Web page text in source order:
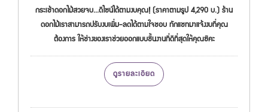
กระเช้าดอกไม้สวยจบ...ดีไซน์ได้ตามงบคุณ! (ราคาตามรูป 4,290 บ.) ร้าน
ดอกไม้เราสามารถปรับงบเพิ่ม-ลดได้ตามใจชอบ ทักแชทมาแจ้งงบที่คุณ
ต้องการ ให้ช่างของเราช่วยออกแบบชิ้นงานที่ดีที่สุดให้คุณซิคะ
ดูรายละเอียด